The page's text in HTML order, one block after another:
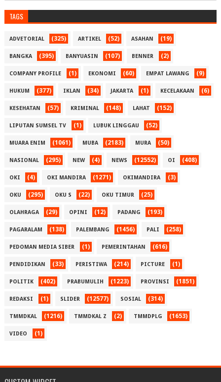
TAGS
ADVETORIAL (325) ARTIKEL (52) ASAHAN (19)
BANGKA (395) BANYUASIN (107) BENNER (2)
COMPANY PROFILE (1) EKONOMI (60) EMPAT LAWANG (9)
HUKUM (377) IKLAN (34) JAKARTA (1) KECELAKAAN (6)
KESEHATAN (57) KRIMINAL (148) LAHAT (152)
LIPUTAN SUMSEL TV (1) LUBUK LINGGAU (52)
MUARA ENIM (1061) MUBA (2183) MURA (50)
NASIONAL (295) NEW (4) NEWS (12552) OI (408)
OKI (4) OKI MANDIRA (1271) OKIMANDIRA (3)
OKU (295) OKU S (22) OKU TIMUR (25)
OLAHRAGA (29) OPINI (12) PADANG (193)
PAGARALAM (138) PALEMBANG (1456) PALI (258)
PEDOMAN MEDIA SIBER (1) PEMERINTAHAN (616)
PENDIDIKAN (33) PERISTIWA (214) PICTURE (1)
POLITIK (402) PRABUMULIH (1223) PROVINSI (1851)
REDAKSI (1) SLIDER (12577) SOSIAL (314)
TMMDKAL (1216) TMMDKAL Z (2) TMMDPLG (1653)
VIDEO (1)